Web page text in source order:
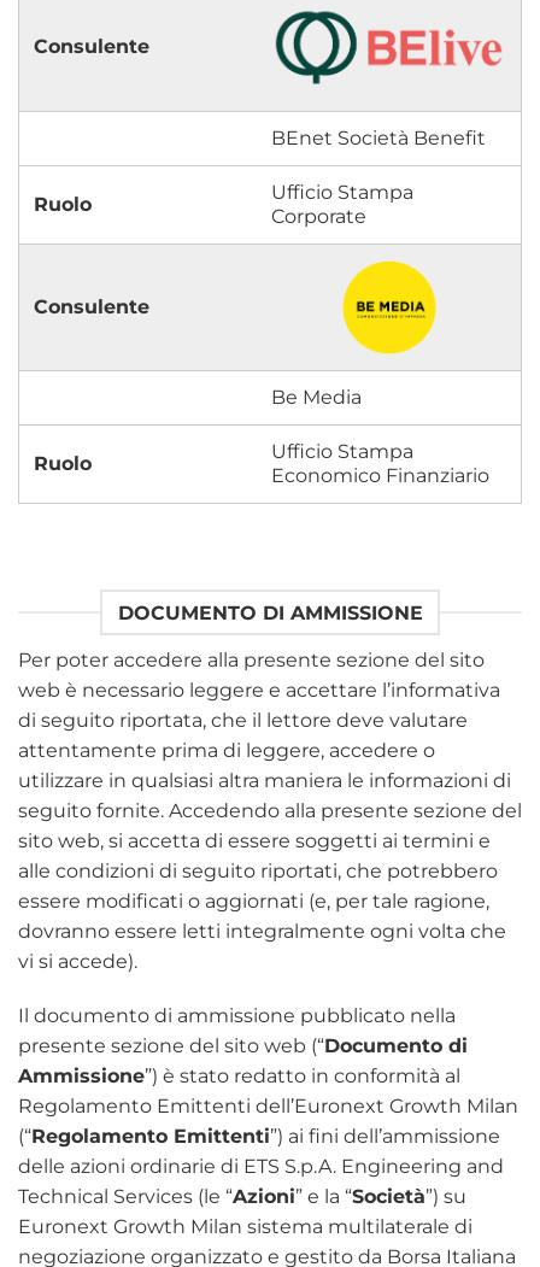
BEnet Società Benefit
Ufficio Stampa
Corporate
Be Media
Ufficio Stampa
Economico Finanziario
DOCUMENTO DI AMMISSIONE
Per poter accedere alla presente sezione del sito
web è necessario leggere e accettare l’informativa
di seguito riportata, che il lettore deve valutare
attentamente prima di leggere, accedere o
utilizzare in qualsiasi altra maniera le informazioni di
seguito fornite. Accedendo alla presente sezione del
sito web, si accetta di essere soggetti ai termini e
alle condizioni di seguito riportati, che potrebbero
essere modificati o aggiornati (e, per tale ragione,
dovranno essere letti integralmente ogni volta che
vi si accede).
Il documento di ammissione pubblicato nella
presente sezione del sito web (“Documento di
Ammissione”) è stato redatto in conformità al
Regolamento Emittenti dell’Euronext Growth Milan
(“Regolamento Emittenti”) ai fini dell’ammissione
delle azioni ordinarie di ETS S.p.A. Engineering and
Technical Services (le “Azioni” e la “Società”) su
Euronext Growth Milan sistema multilaterale di
negoziazione organizzato e gestito da Borsa Italiana